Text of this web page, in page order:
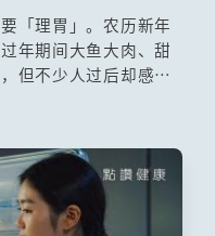
「理胃」。农历新年
年期间大鱼大肉、甜
但不少人过后却感到
惯开始就最实际。让
试两款简单又健康的
住肠胃健康，就是新